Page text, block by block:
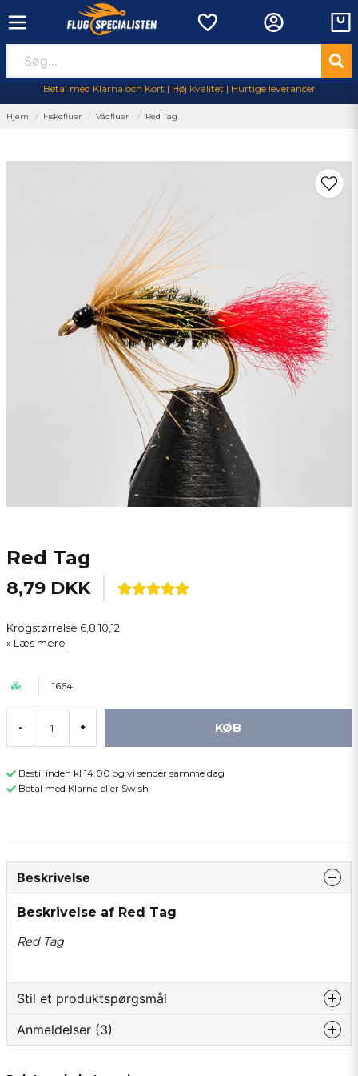
Betal med Klarna och Kort | Høj kvalitet | Hurtige leverancer
Hjem Fiskefluer Vådfluer Red Tag
Red Tag
8,79 DKK
Krogstørrelse 6,8,10,12.
Læs mere
1664
- + KØB
Bestil inden kl 14.00 og vi sender samme dag
Betal med Klarna eller Swish
Beskrivelse
Beskrivelse af Red Tag
Red Tag
Stil et produktspørgsmål
question
Anmeldelser (3)